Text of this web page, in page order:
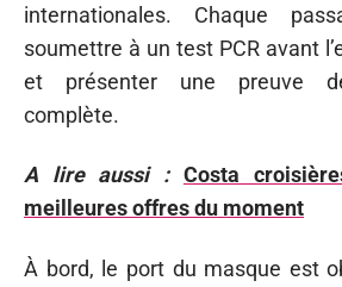
internationales. Chaque
soumettre à un test PCR avant
et présenter une preuve
complète.
A lire aussi : Costa
meilleures offres du moment
À bord, le port du masque est